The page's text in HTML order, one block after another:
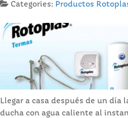
Categories: Productos
Llegar a casa después de un día
ducha con agua caliente al